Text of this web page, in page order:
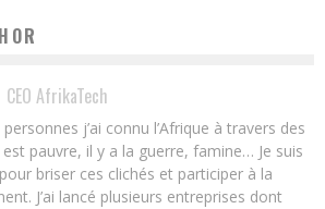
CEO AfrikaTech
j’ai connu l’Afrique à travers des
est pauvre, il y a la guerre, famine… Je suis
briser ces clichés et participer à la
J’ai lancé plusieurs entreprises dont